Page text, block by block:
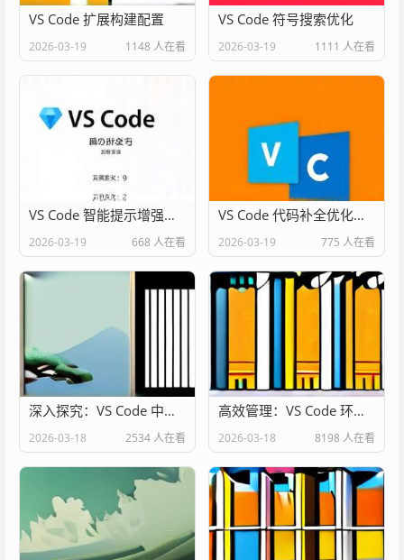
VS Code 扩展构建配置
2026-03-19 1148 人在看
VS Code 符号搜索优化
2026-03-19 1111 人在看
VS Code 智能提示增强配置
2026-03-19 668 人在看
VS Code 代码补全优化设置
2026-03-19 775 人在看
深入探究：VS Code 中使用 Loguru 进行日志查看
2026-03-18 2534 人在看
高效管理：VS Code 环境变量管理插件深度解析
2026-03-18 8198 人在看